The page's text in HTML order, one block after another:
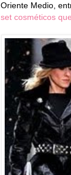
Oriente Medio,
set cosméticos